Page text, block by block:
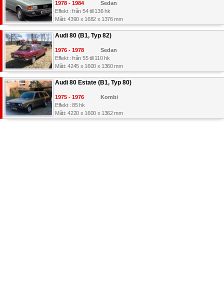
1978 - 1984
Sedan
Effekt : från 54 till 136 hk
Mått: 4390 x 1682 x 1376 mm
Audi 80 (B1, Typ 82)
1976 - 1978
Sedan
Effekt : från 55 till 110 hk
Mått: 4245 x 1600 x 1360 mm
Audi 80 Estate (B1, Typ 80)
1975 - 1976
Kombi
Effekt : 85 hk
Mått: 4220 x 1600 x 1362 mm